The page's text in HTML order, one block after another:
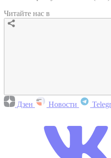
Читайте нас в
Дзен Новости